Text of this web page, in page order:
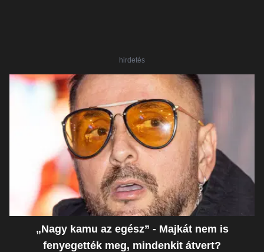
hirdetés
„Nagy kamu az egész” - Majkát nem is
fenyegették meg, mindenkit átvert?